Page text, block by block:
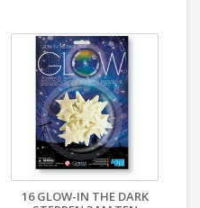
16 GLOW-IN THE DARK